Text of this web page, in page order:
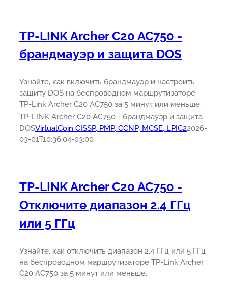
TP-LINK Archer C20 AC750 -
брандмауэр и защита DOS
Узнайте, как включить брандмауэр и настроить
защиту DOS на беспроводном маршрутизаторе
TP-Link Archer C20 AC750 за 5 минут или меньше.
TP-LINK Archer C20 AC750 - брандмауэр и защита
DOSVirtualCoin CISSP, PMP, CCNP, MCSE, LPIC22026-
03-01T10:36:04-03:00
TP-LINK Archer C20 AC750 -
Отключите диапазон 2.4 ГГц
или 5 ГГц
Узнайте, как отключить диапазон 2.4 ГГц или 5 ГГц
на беспроводном маршрутизаторе TP-Link Archer
C20 AC750 за 5 минут или меньше.